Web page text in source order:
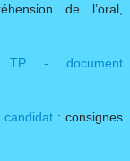
de l’oral,
- document
candidat : consignes